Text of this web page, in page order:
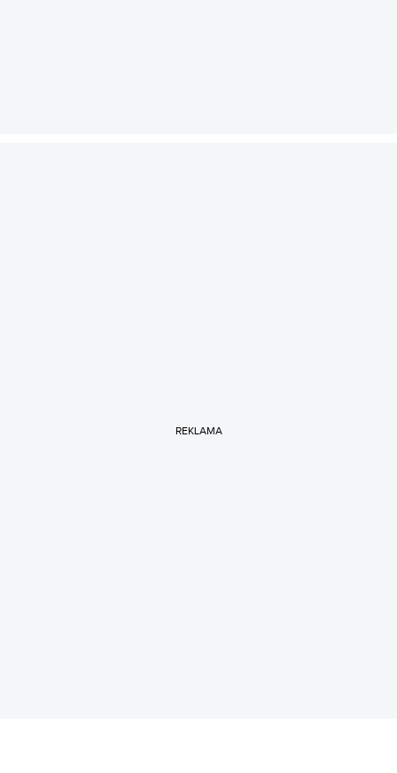
REKLAMA